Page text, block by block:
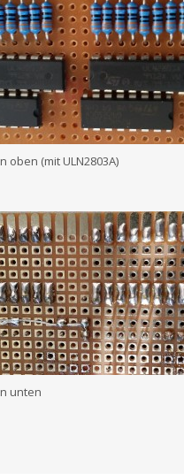
oben (mit ULN2803A)
unten